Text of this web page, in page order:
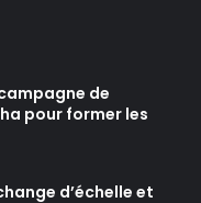
de
pour former les
d’échelle et